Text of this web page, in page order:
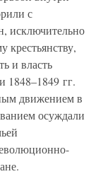
с
исключительно
крестьянству,
и власть
1848–1849 гг.
движением в
осуждали